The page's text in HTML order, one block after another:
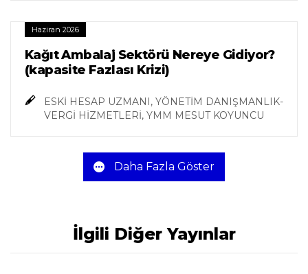
Haziran 2026
Kağıt Ambalaj Sektörü Nereye Gidiyor?
(kapasite Fazlası Krizi)
ESKİ HESAP UZMANI, YÖNETİM DANIŞMANLIK-
VERGİ HİZMETLERİ, YMM MESUT KOYUNCU
Daha Fazla Göster
İlgili Diğer Yayınlar